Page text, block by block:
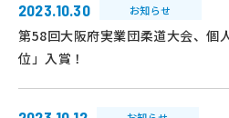
2023.10.30 お知らせ
第58回大阪府実業団柔道大会、個
位」入賞！